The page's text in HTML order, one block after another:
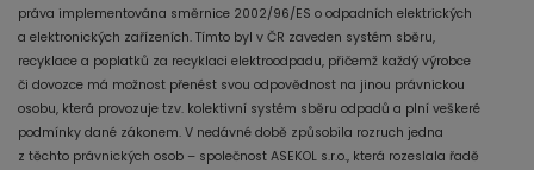
práva implementována směrnice 2002/96/ES o odpadních elektrických
a elektronických zařízeních. Tímto byl v ČR zaveden systém sběru,
recyklace a poplatků za recyklaci elektroodpadu, přičemž každý výrobce
či dovozce má možnost přenést svou odpovědnost na jinou právnickou
osobu, která provozuje tzv. kolektivní systém sběru odpadů a plní veškeré
podmínky dané zákonem. V nedávné době způsobila rozruch jedna
z těchto právnických osob – společnost ASEKOL s.r.o., která rozeslala řadě